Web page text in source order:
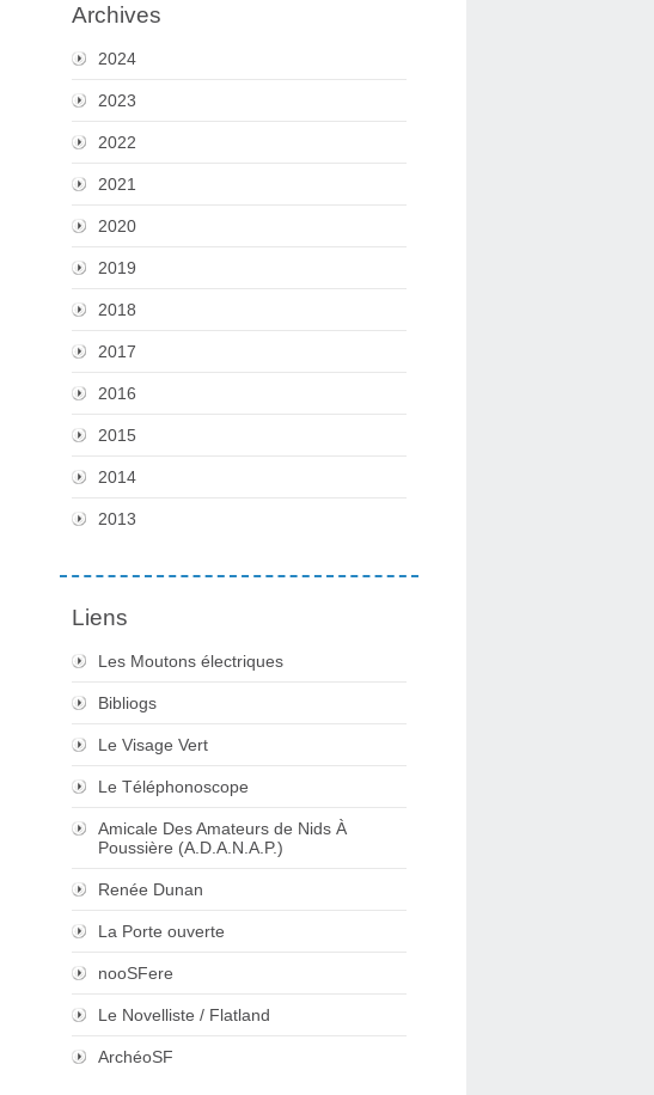
Archives
2024
2023
2022
2021
2020
2019
2018
2017
2016
2015
2014
2013
Liens
Les Moutons électriques
Bibliogs
Le Visage Vert
Le Téléphonoscope
Amicale Des Amateurs de Nids À
Poussière (A.D.A.N.A.P.)
Renée Dunan
La Porte ouverte
nooSFere
Le Novelliste / Flatland
ArchéoSF